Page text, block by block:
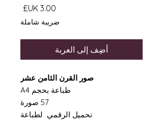
السعر
ضريبة شاملة
أضِف إلى العربة
صور القرن الثامن عشر
طباعة بحجم A4
57 صورة
تحميل الرقمي لطباعة